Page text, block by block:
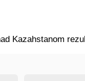
Kazahstanom